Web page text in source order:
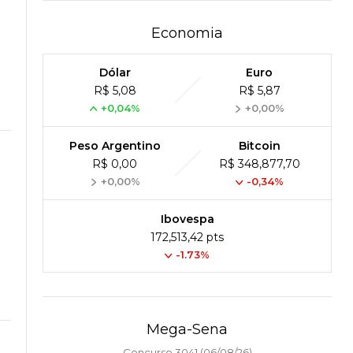
Economia
Dólar
R$ 5,08
+0,04%
Euro
R$ 5,87
+0,00%
Peso Argentino
R$ 0,00
+0,00%
Bitcoin
R$ 348,877,70
-0,34%
Ibovespa
172,513,42 pts
-1.73%
Mega-Sena